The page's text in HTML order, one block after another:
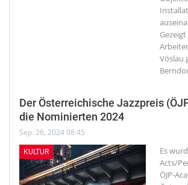
Vöslau
Der Österreichische Jazzpreis
die Nominierten 2024
Sep. 26, 2024 08:45
KULTUR
Es
Acts/
ÖJP-